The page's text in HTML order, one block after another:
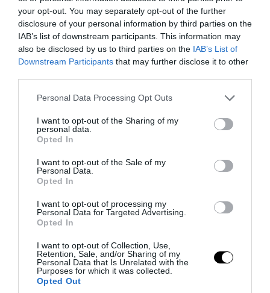
your opt-out. You may separately opt-out of the further
disclosure of your personal information by third parties on the
IAB’s list of downstream participants. This information may
also be disclosed by us to third parties on the IAB’s List of
Downstream Participants that may further disclose it to other
Please note that this website/app uses one or more Google
not limited to your visit or usage behaviour. You may click to
grant or deny consent to Google and its third-party tags to
use your data for below specified purposes in below Google
consent section.
Personal Data Processing Opt Outs
I want to opt-out of the Sharing of my
personal data.
Opted In
I want to opt-out of the Sale of my
Personal Data.
Opted In
I want to opt-out of processing my
Personal Data for Targeted Advertising.
Opted In
I want to opt-out of Collection, Use,
Retention, Sale, and/or Sharing of my
Personal Data that Is Unrelated with the
Purposes for which it was collected.
Opted Out
PRONEWS.GR /X-FILES
Το φαινόμενο Lazarus: Οι σπάνιες
περιπτώσεις όπου η ζωή επιστρέφει
μετά το «τέλος»
07.08.2026 | 10:14